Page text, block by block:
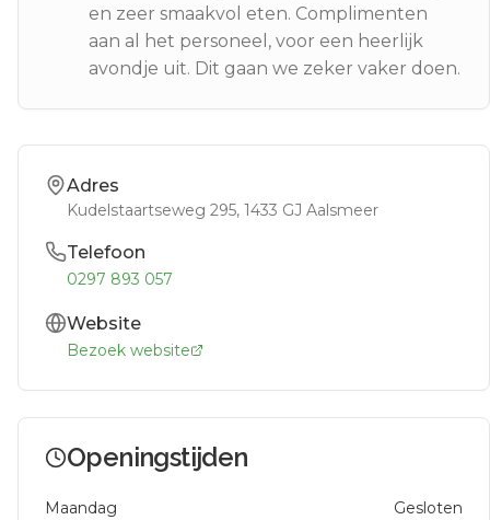
en zeer smaakvol eten. Complimenten
aan al het personeel, voor een heerlijk
avondje uit. Dit gaan we zeker vaker doen.
Adres
Kudelstaartseweg 295, 1433 GJ Aalsmeer
Telefoon
0297 893 057
Website
Bezoek website
Openingstijden
Maandag
Gesloten